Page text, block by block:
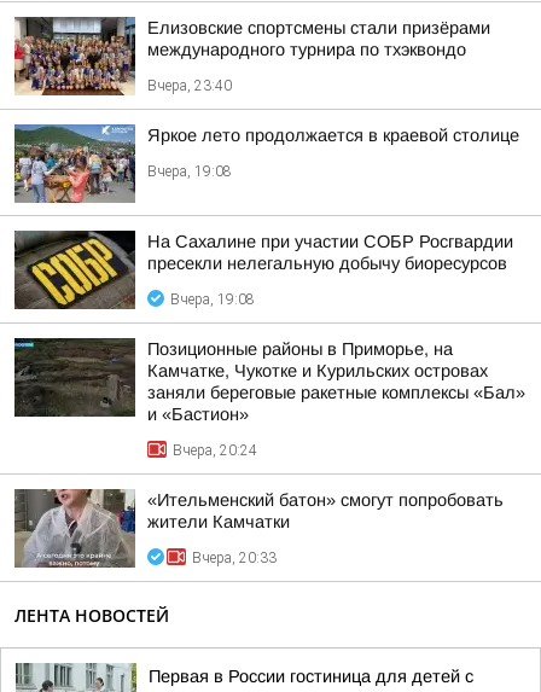
Елизовские спортсмены стали призёрами
международного турнира по тхэквондо
Вчера, 23:40
Яркое лето продолжается в краевой столице
Вчера, 19:08
На Сахалине при участии СОБР Росгвардии
пресекли нелегальную добычу биоресурсов
Вчера, 19:08
Позиционные районы в Приморье, на
Камчатке, Чукотке и Курильских островах
заняли береговые ракетные комплексы «Бал»
и «Бастион»
Вчера, 20:24
«Ительменский батон» смогут попробовать
жители Камчатки
Вчера, 20:33
ЛЕНТА НОВОСТЕЙ
Первая в России гостиница для детей с